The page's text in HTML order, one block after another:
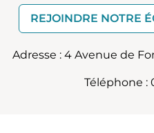
REJOINDRE NOTRE
Adresse : 4 Avenue de
Téléphone :